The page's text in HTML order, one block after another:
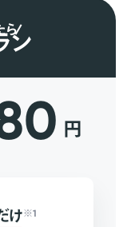
ら
ン
円
け ※1